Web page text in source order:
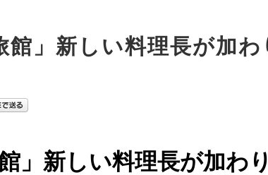
館」新しい料理長が加わ
」新しい料理長が加わ